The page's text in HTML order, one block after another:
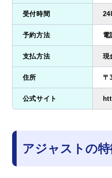
受付時間 24
予約方法 電
支払方法 現
住所 〒
公式サイト
アジャストの